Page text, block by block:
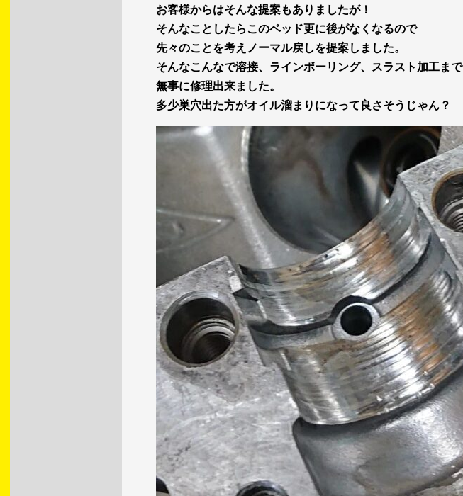
お客様からはそんな提案もありましたが！
そんなことしたらこのベッド更に後がなくなるので
先々のことを考えノーマル戻しを提案しました。
そんなこんなで溶接、ラインボーリング、スラスト加工まで
無事に修理出来ました。
多少巣穴出た方がオイル溜まりになって良さそうじゃん？